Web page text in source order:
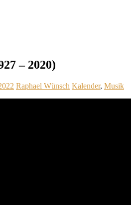
– 2020)
Raphael Wünsch Kalender, Musik